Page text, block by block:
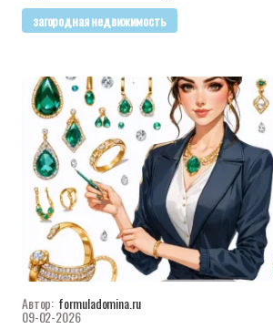
загородная недвижимость
Автор: formuladomina.ru
09-02-2026